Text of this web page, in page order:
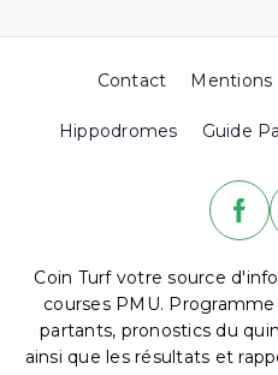
Contact Mentions
Hippodromes Guide
Coin Turf votre source
courses PMU.
partants, pronostics du
ainsi que les résultats et